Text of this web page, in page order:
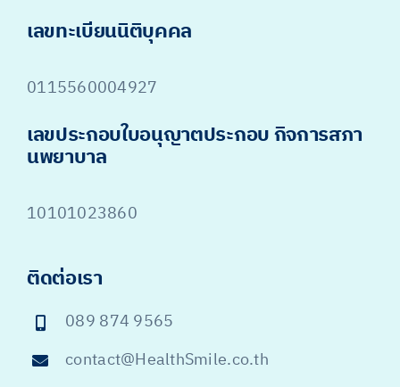
เลขทะเบียนนิติบุคคล
0115560004927
เลขประกอบใบอนุญาตประกอบ กิจการสภา
นพยาบาล
10101023860
ติดต่อเรา
089 874 9565
contact@HealthSmile.co.th